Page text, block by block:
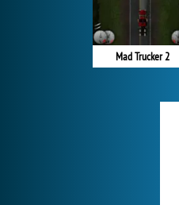
Mad Trucker 2